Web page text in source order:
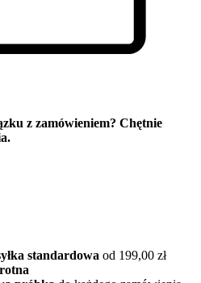
z zamówieniem? Chętnie
standardowa od 199,00 zł